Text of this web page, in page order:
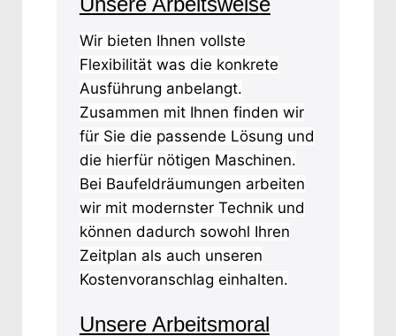
Wir bieten Ihnen vollste
Flexibilität was die konkrete
Ausführung anbelangt.
Zusammen mit Ihnen finden wir
für Sie die passende Lösung und
die hierfür nötigen Maschinen.
Bei Baufeldräumungen arbeiten
wir mit modernster Technik und
können dadurch sowohl Ihren
Zeitplan als auch unseren
Kostenvoranschlag einhalten.
Unsere Arbeitsmoral